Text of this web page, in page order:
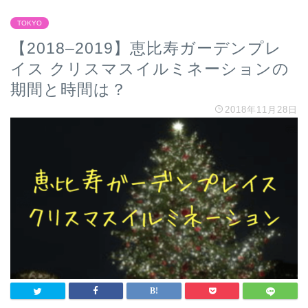
TOKYO
【2018–2019】恵比寿ガーデンプレ
イス クリスマスイルミネーションの
期間と時間は？
2018年11月28日